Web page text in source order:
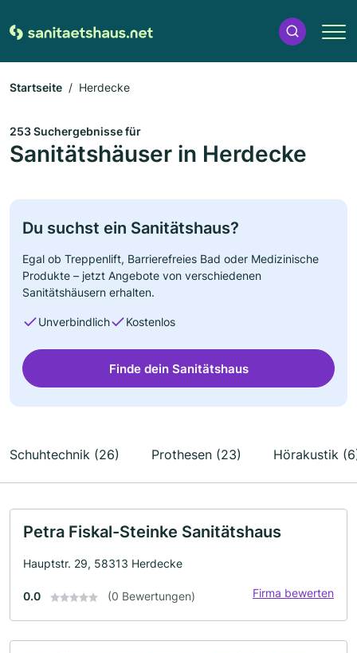
Startseite Herdecke
253 Suchergebnisse für
Sanitätshäuser in Herdecke
Du suchst ein Sanitätshaus?
Egal ob Treppenlift, Barrierefreies Bad oder Medizinische
Produkte – jetzt Angebote von verschiedenen
Sanitätshäusern erhalten.
Unverbindlich Kostenlos
Finde dein Sanitätshaus
Schuhtechnik (26) Prothesen (23) Hörakustik
Petra Fiskal-Steinke Sanitätshaus
Hauptstr. 29, 58313 Herdecke
0.0 (0 Bewertungen) Firma bewerten